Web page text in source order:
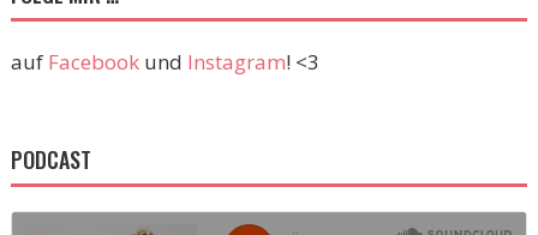
auf Facebookund Instagram! <3
PODCAST